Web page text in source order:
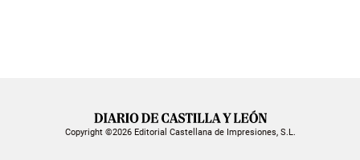
Copyright ©2026 Editorial Castellana de Impresiones, S.L.